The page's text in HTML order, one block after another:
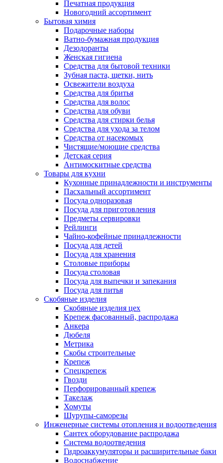
Печатная продукция
Новогодний ассортимент
Бытовая химия
Подарочные наборы
Ватно-бумажная продукция
Дезодоранты
Женская гигиена
Средства для бытовой техники
Зубная паста, щетки, нить
Освежители воздуха
Средства для бритья
Средства для волос
Средства для обуви
Средства для стирки белья
Средства для ухода за телом
Средства от насекомых
Чистящие/моющие средства
Детская серия
Антимоскитные средства
Товары для кухни
Кухонные принадлежности и инструменты
Пасхальный ассортимент
Посуда одноразовая
Посуда для приготовления
Предметы сервировки
Рейлинги
Чайно-кофейные принадлежности
Посуда для детей
Посуда для хранения
Столовые приборы
Посуда столовая
Посуда для выпечки и запекания
Посуда для питья
Скобяные изделия
Скобяные изделия цех
Крепеж фасованный, распродажа
Анкера
Дюбеля
Метрика
Скобы строительные
Крепеж
Спецкрепеж
Гвозди
Перфорированный крепеж
Такелаж
Хомуты
Шурупы-саморезы
Инженерные системы отопления и водоотведения
Сантех оборудование распродажа
Система водоотведения
Гидроаккумуляторы и расширительные баки
Водоснабжение